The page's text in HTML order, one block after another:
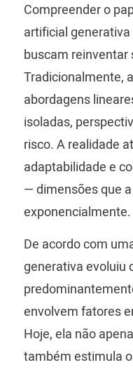
Compreender o
artificial
buscam reinventar
Tradicionalmente,
abordagens
isoladas,
risco. A realidade
adaptabilidade e
— dimensões que
exponencialmente.
De acordo com
generativa evoluiu
envolvem fatores
Hoje, ela não
também estimula